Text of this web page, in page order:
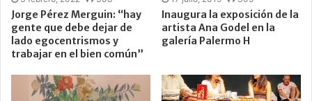
Jorge Pérez Merguin: “hay
gente que debe dejar de
lado egocentrismos y
trabajar en el bien común”
Inaugura la exposición de la
artista Ana Godel en la
galería Palermo H